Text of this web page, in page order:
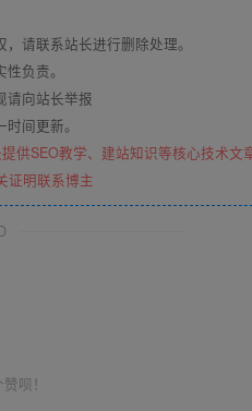
请联系站长进行删除处理。
负责。
请向站长举报
间更新。
供SEO教学、建站知识等核心技术文
证明联系博主
呗！